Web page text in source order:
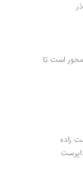
مهدی ابوالقاسمی: کتاب‌های درسی، بیشتر نصیحت محور است تا